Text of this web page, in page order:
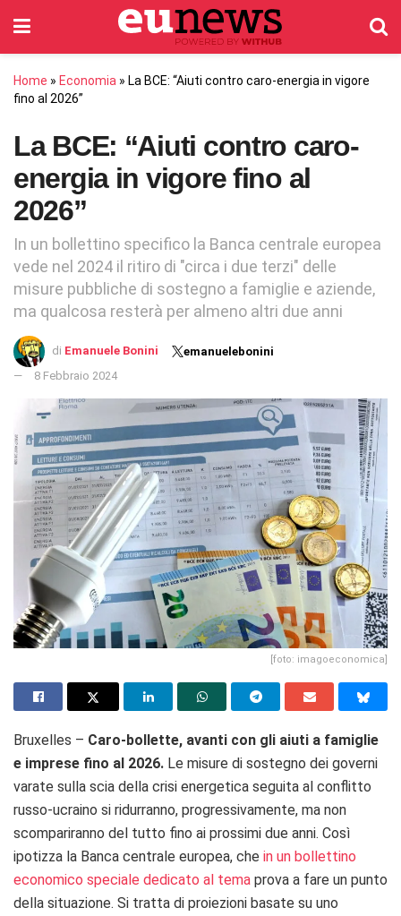
Home » Economia » La BCE: “Aiuti contro caro-energia in vigore
fino al 2026”
La BCE: “Aiuti contro caro-
energia in vigore fino al
2026”
In un bollettino specifico la Banca centrale europea
vede nel 2024 il ritiro di "circa i due terzi" delle
misure pubbliche di sostegno a famiglie e aziende,
ma qualcosa resterà per almeno altri due anni
di Emanuele Bonini
emanuelebonini
8 Febbraio 2024
[foto: imagoeconomica]
Bruxelles – Caro-bollette, avanti con gli aiuti a famiglie
e imprese fino al 2026. Le misure di sostegno dei governi
varate sulla scia della crisi energetica seguita al conflitto
russo-ucraino si ridurranno, progressivamente, ma non
scompariranno del tutto fino ai prossimi due anni. Così
ipotizza la Banca centrale europea, che in un bollettino
economico speciale dedicato al tema prova a fare un punto
della situazione. Si tratta di proiezioni basate su uno